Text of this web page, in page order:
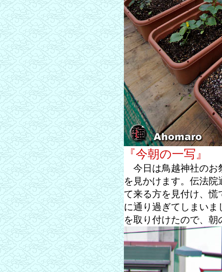
『今朝の一写』
今日は鳥越神社のお
を見かけます。伝法
て来る方を見付け、
に通り過ぎてしまいま
を取り付けたので、朝